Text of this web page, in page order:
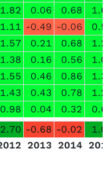
1.82 0.06 0.68
1.11 -0.49 -0.06
1.57 0.21 0.68
1.38 0.16 0.56
1.55 0.46 0.86
1.43 0.43 0.78
0.98 0.04 0.32
2.70 -0.68 -0.02
2013 2014